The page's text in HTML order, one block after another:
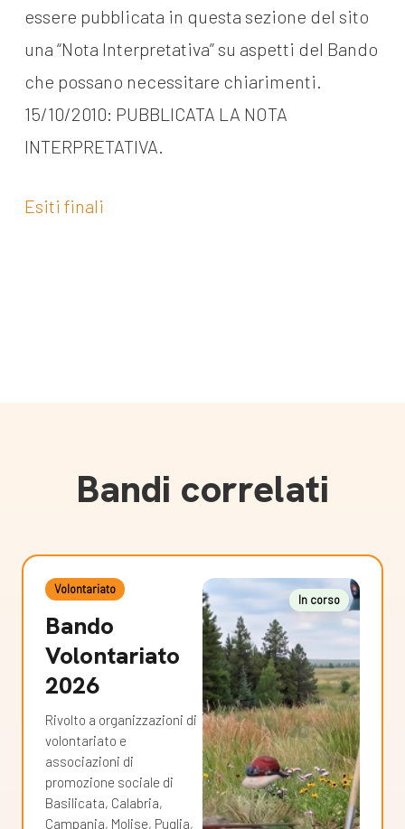
essere pubblicata in questa sezione del sito
una “Nota Interpretativa” su aspetti del Bando
che possano necessitare chiarimenti.
15/10/2010: PUBBLICATA LA NOTA
INTERPRETATIVA.
Esiti finali
Bandi correlati
Volontariato
Bando
Volontariato
2026
Rivolto a organizzazioni di
volontariato e
associazioni di
promozione sociale di
Basilicata, Calabria,
Campania, Molise, Puglia,
In corso